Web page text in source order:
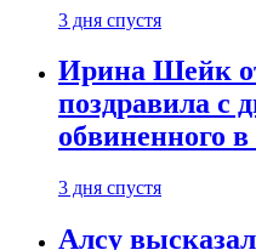
3 дня спустя
Ирина Шейк
поздравила с
обвиненного
3 дня спустя
Алсу